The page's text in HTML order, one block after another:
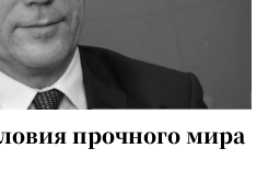
прочного мира